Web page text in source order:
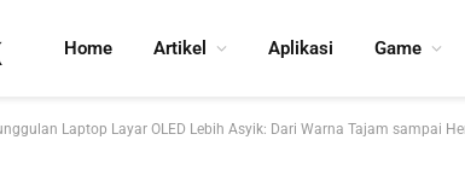
Home Artikel Aplikasi Game
Laptop Layar OLED Lebih Asyik: Dari Warna Tajam sampai